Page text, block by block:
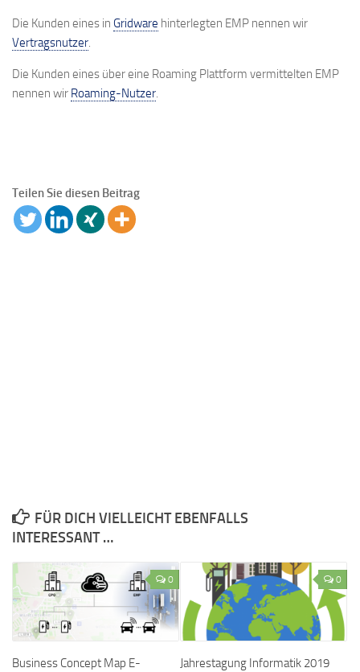
Die Kunden eines in Gridware hinterlegten EMP nennen wir
Vertragsnutzer.
Die Kunden eines über eine Roaming Plattform vermittelten EMP
nennen wir Roaming-Nutzer.
Teilen Sie diesen Beitrag
FÜR DICH VIELLEICHT EBENFALLS
INTERESSANT …
0
Business Concept Map E-
0
Jahrestagung Informatik 2019